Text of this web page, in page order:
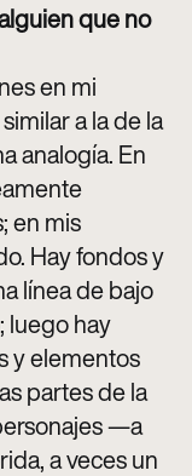
que no
en mi
a la de la
analogía. En
en mis
Hay fondos y
línea de bajo
luego hay
y elementos
partes de la
—a
a veces un